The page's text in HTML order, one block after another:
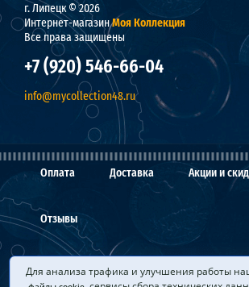
г. Липецк © 2026
Интернет-магазинМоя Коллекция
Все права защищены
+7 (920) 546-66-04
info@mycollection48.ru
Оплата Доставка Акции и
Отзывы
Мы покупаем Вопросы и
Для анализа трафика и улучшения работы